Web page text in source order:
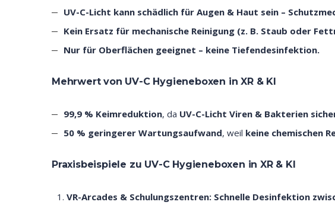
UV-C-Licht kann schädlich für Augen & Haut sein –
Kein Ersatz für mechanische Reinigung (z. B. Staub oder
Nur für Oberflächen geeignet – keine Tiefendesinfektion.
Mehrwert von UV-C Hygieneboxen in XR & KI
99,9 % Keimreduktion, da UV-C-Licht Viren & Bakterien
50 % geringerer Wartungsaufwand, weil keine chemischen
Praxisbeispiele zu UV-C Hygieneboxen in XR & KI
VR-Arcades & Schulungszentren: Schnelle Desinfektion